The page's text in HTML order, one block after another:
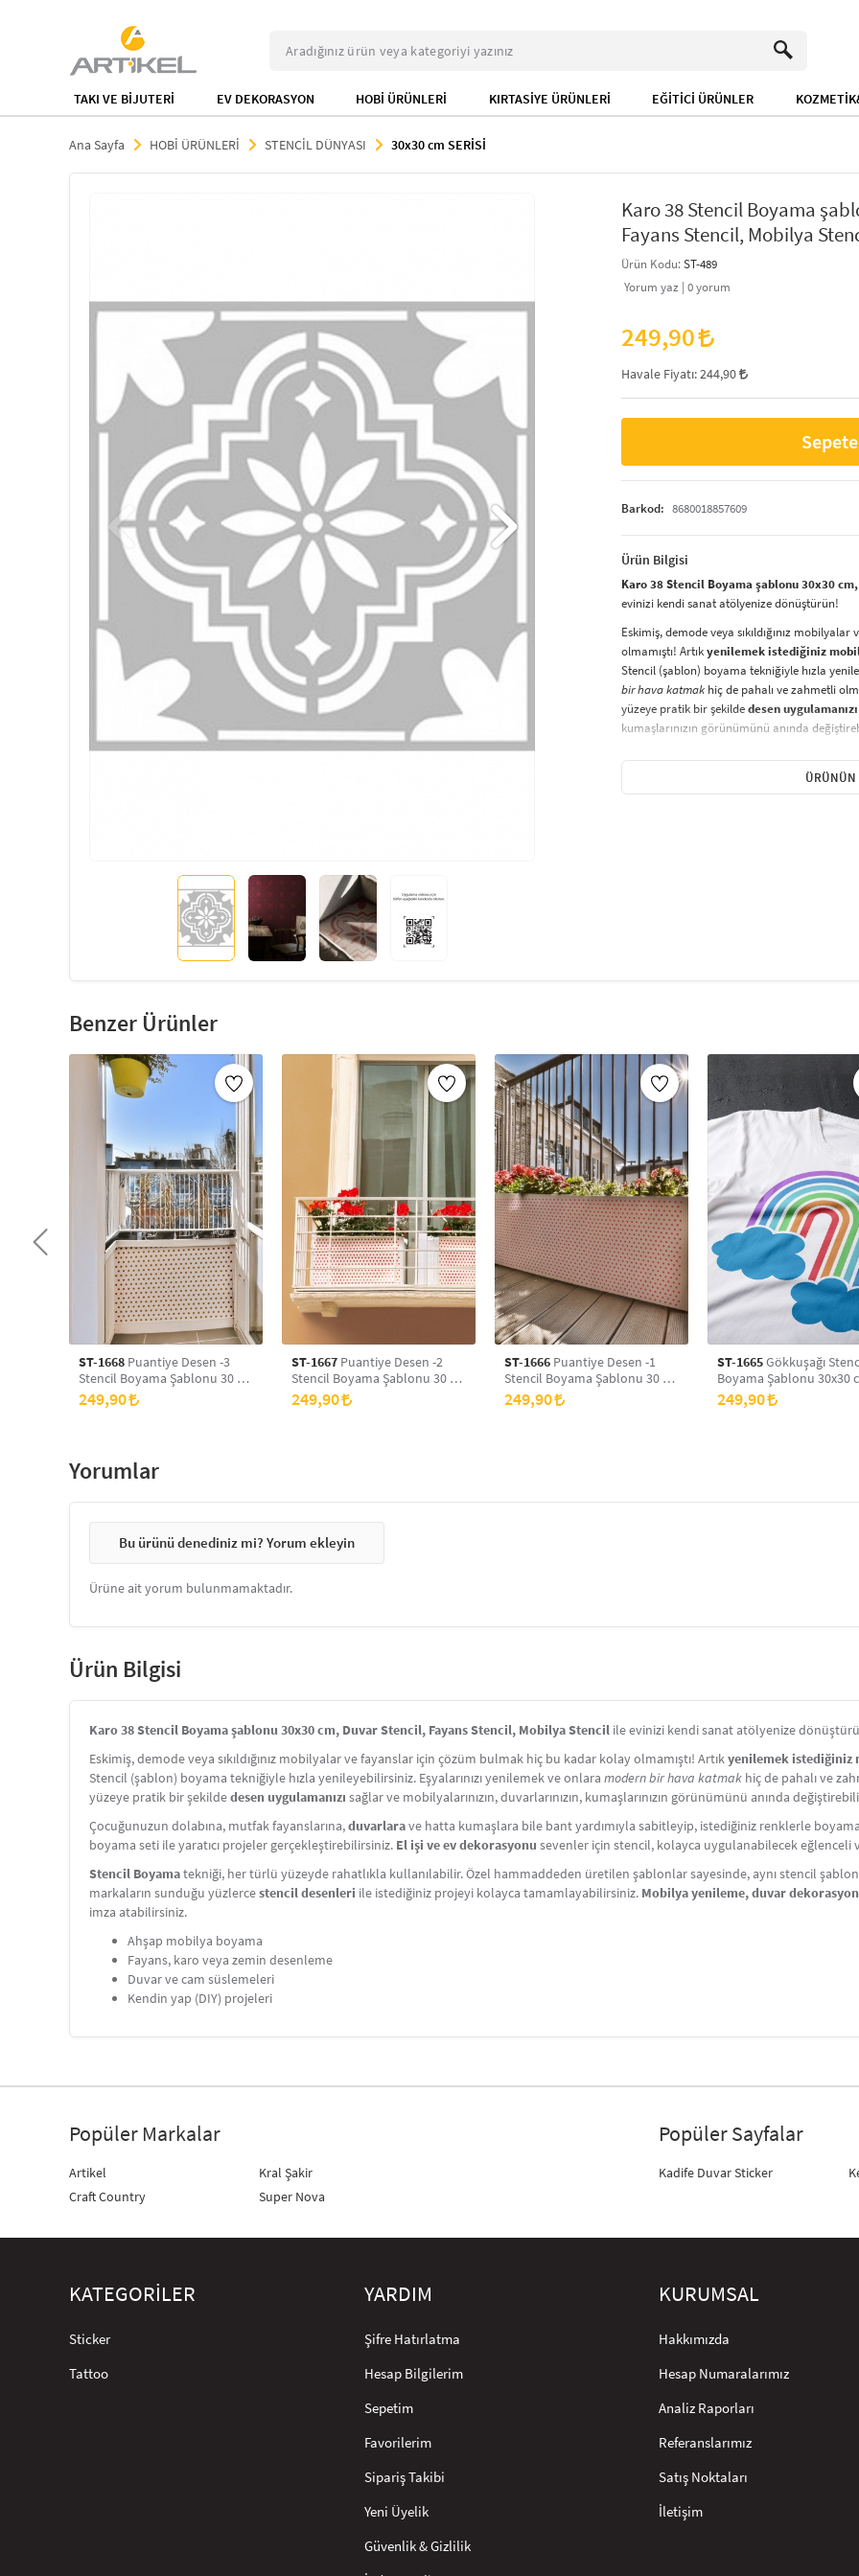
TAKI VE BİJUTERİ EV DEKORASYON HOBİ ÜRÜNLERİ KIRTASİYE ÜRÜNLERİ EĞİTİCİ ÜRÜNLER
Ana Sayfa HOBİ ÜRÜNLERİ STENCİL DÜNYASI 30x30 cm SERİSİ
Karo 38 Stencil Boyama
Fayans Stencil, Mobilya
Ürün Kodu:ST-489
Yorum yaz | 0yorum
249,90
Havale Fiyatı:244,90
Barkod: 8680018857609
Ürün Bilgisi
Karo 38 Stencil Boyama şablonu 30x30
evinizi kendi sanat atölyenize dönüştürün!
Eskimiş, demode veya sıkıldığınız
olmamıştı! Artıkyenilemek istediğiniz
Stencil (şablon) boyama tekniğiyle hızla
bir hava katmak hiç de pahalı ve zahmetli
yüzeye pratik bir şekildedesen uygulamanızı
kumaşlarınızın görünümünü anında
sabitleyip, istediğiniz renklerle boyama
boyama seti ile yaratıcı projeler
tekniği, her türlü yüzeyde
Duvar ve cam süslemeleri
ÜRÜNÜN
Benzer Ürünler
ST-1668 Puantiye Desen -3
Stencil Boyama Şablonu 30 x
30 cm, Duvar Stencil, Fayans
Stencil, Mobilya Stencil
249,90
ST-1667 Puantiye Desen -2
Stencil Boyama Şablonu 30 x
30 cm, Duvar Stencil, Fayans
Stencil, Mobilya Stencil
249,90
ST-1666 Puantiye Desen -1
Stencil Boyama Şablonu 30 x
30 cm, Duvar Stencil, Fayans
Stencil, Mobilya Stencil
249,90
ST-1665Gökkuşağı
Boyama Şablonu 30x30
Duvar Stencil, Fayans
Mobilya Stencil
249,90
Yorumlar
Bu ürünü denediniz mi? Yorum ekleyin
Ürüne ait yorum bulunmamaktadır.
Ürün Bilgisi
Karo 38 Stencil Boyama şablonu 30x30 cm, Duvar Stencil, Fayans Stencil, Mobilya Stencil ile evinizi kendi sanat atölyenize
Eskimiş, demode veya sıkıldığınız mobilyalar ve fayanslar için çözüm bulmak hiç bu kadar kolay olmamıştı! Artıkyenilemek istediğiniz
Stencil (şablon) boyama tekniğiyle hızla yenileyebilirsiniz. Eşyalarınızı yenilemek ve onlara modern bir hava katmak hiç de pahalı ve
yüzeye pratik bir şekildedesen uygulamanızı sağlar ve mobilyalarınızın, duvarlarınızın, kumaşlarınızın görünümünü anında
Çocuğunuzun dolabına, mutfak fayanslarına,duvarlarave hatta kumaşlara bile bant yardımıyla sabitleyip, istediğiniz renklerle
boyama seti ile yaratıcı projeler gerçekleştirebilirsiniz. El işi ve ev dekorasyonu sevenler için stencil, kolayca uygulanabilecek eğlenceli
Stencil Boyamatekniği, her türlü yüzeyde rahatlıkla kullanılabilir. Özel hammaddeden üretilen şablonlar sayesinde, aynı stencil
markaların sunduğu yüzlercestencil desenleri ile istediğiniz projeyi kolayca tamamlayabilirsiniz. Mobilya yenileme, duvar
imza atabilirsiniz.
Ahşap mobilya boyama
Fayans, karo veya zemin desenleme
Duvar ve cam süslemeleri
Kendin yap (DIY) projeleri
Popüler Markalar
Artikel
Craft Country
Kral Şakir
Super Nova
Popüler Sayfalar
Kadife Duvar Sticker
KATEGORİLER
Sticker
Tattoo
YARDIM
Şifre Hatırlatma
Hesap Bilgilerim
Sepetim
Favorilerim
Sipariş Takibi
Yeni Üyelik
Güvenlik & Gizlilik
KURUMSAL
Hakkımızda
Hesap Numaralarımız
Analiz Raporları
Referanslarımız
Satış Noktaları
İletişim